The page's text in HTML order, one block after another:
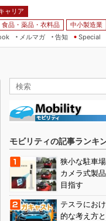
ャリア
食品・薬品・衣料品
中小製造業
メルマガ
告知 Special
モビリティの記事ランキ
狭小な駐車
カメラ式製
目指す
テスラにお
的な考え方